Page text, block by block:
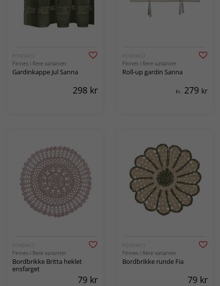
FONDACO
Finnes i flere varianter
Gardinkappe Jul Sanna
298 kr
FONDACO
Finnes i flere varianter
Roll-up gardin Sanna
Fr. 279 kr
FONDACO
Finnes i flere varianter
Bordbrikke Britta heklet
ensfarget
79 kr
FONDACO
Finnes i flere varianter
Bordbrikke runde Fia
79 kr